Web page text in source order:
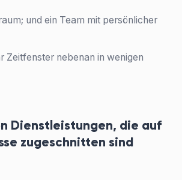
und ein Team mit persönlicher
Zeitfenster nebenan in wenigen
Dienstleistungen, die auf
zugeschnitten sind